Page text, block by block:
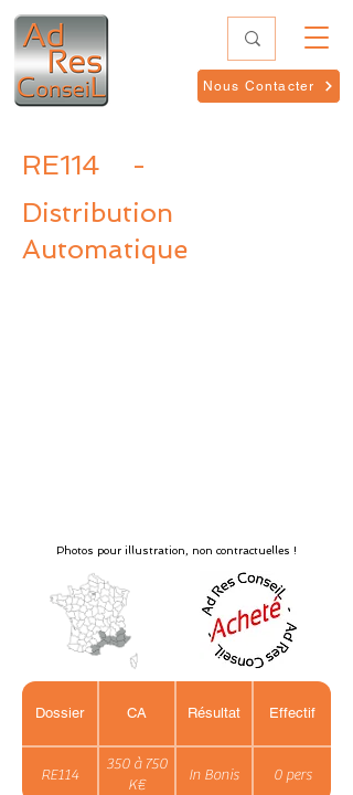
Nous Contacter
RE114
-
Distribution
Automatique
Photos pour illustration, non contractuelles !
Dossier CA Résultat Effectif
RE114
350 à 750
K€
In Bonis 0 pers